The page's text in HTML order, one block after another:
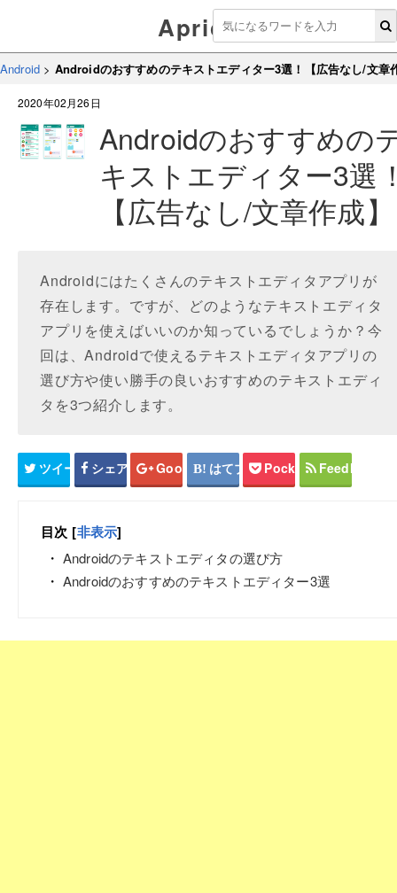
Aprico
Android > Androidのおすすめのテキストエディター3選！【広告なし/文章
2020年02月26日
Androidのおすすめの
キストエディター3選
【広告なし/文章作成】
Androidにはたくさんのテキストエディタアプリが
存在します。ですが、どのようなテキストエディタ
アプリを使えばいいのか知っているでしょうか？今
回は、Androidで使えるテキストエディタアプリの
選び方や使い勝手の良いおすすめのテキストエディ
タを3つ紹介します。
ツイート シェア Google+ はてブ Pocket Feedly
目次 [非表示]
Androidのテキストエディタの選び方
Androidのおすすめのテキストエディター3選